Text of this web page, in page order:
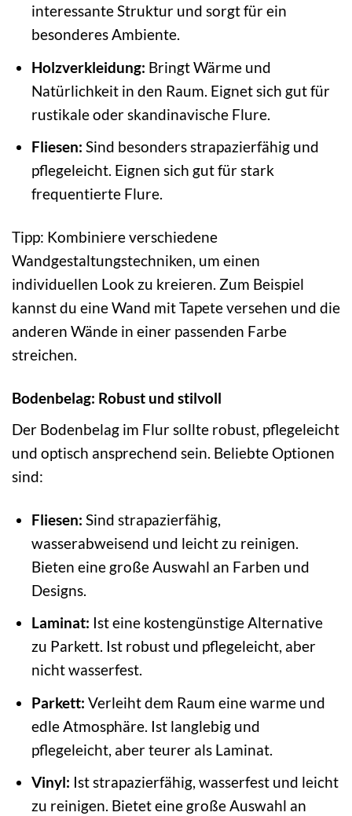
interessante Struktur und sorgt für ein
besonderes Ambiente.
Holzverkleidung: Bringt Wärme und
Natürlichkeit in den Raum. Eignet sich gut für
rustikale oder skandinavische Flure.
Fliesen: Sind besonders strapazierfähig und
pflegeleicht. Eignen sich gut für stark
frequentierte Flure.
Tipp: Kombiniere verschiedene
Wandgestaltungstechniken, um einen
individuellen Look zu kreieren. Zum Beispiel
kannst du eine Wand mit Tapete versehen und die
anderen Wände in einer passenden Farbe
streichen.
Bodenbelag: Robust und stilvoll
Der Bodenbelag im Flur sollte robust, pflegeleicht
und optisch ansprechend sein. Beliebte Optionen
sind:
Fliesen: Sind strapazierfähig,
wasserabweisend und leicht zu reinigen.
Bieten eine große Auswahl an Farben und
Designs.
Laminat: Ist eine kostengünstige Alternative
zu Parkett. Ist robust und pflegeleicht, aber
nicht wasserfest.
Parkett: Verleiht dem Raum eine warme und
edle Atmosphäre. Ist langlebig und
pflegeleicht, aber teurer als Laminat.
Vinyl: Ist strapazierfähig, wasserfest und leicht
zu reinigen. Bietet eine große Auswahl an